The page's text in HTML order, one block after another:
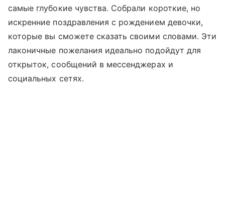
самые глубокие чувства. Собрали короткие, но
искренние поздравления с рождением девочки,
которые вы сможете сказать своими словами. Эти
лаконичные пожелания идеально подойдут для
открыток, сообщений в мессенджерах и
социальных сетях.